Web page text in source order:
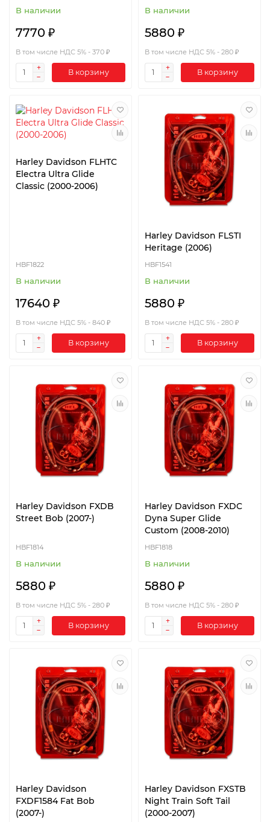
В наличии
7770 ₽
В том числе НДС 5% - 370 ₽
В корзину
В наличии
5880 ₽
В том числе НДС 5% - 280 ₽
В корзину
Harley Davidson FLHTC
Electra Ultra Glide
Classic (2000-2006)
HBF1822
В наличии
17640 ₽
В том числе НДС 5% - 840 ₽
В корзину
Harley Davidson FLSTI
Heritage (2006)
HBF1541
В наличии
5880 ₽
В том числе НДС 5% - 280 ₽
В корзину
Harley Davidson FXDB
Street Bob (2007-)
HBF1814
В наличии
5880 ₽
В том числе НДС 5% - 280 ₽
В корзину
Harley Davidson FXDC
Dyna Super Glide
Custom (2008-2010)
HBF1818
В наличии
5880 ₽
В том числе НДС 5% - 280 ₽
В корзину
Harley Davidson
FXDF1584 Fat Bob
(2007-)
Harley Davidson FXSTB
Night Train Soft Tail
(2000-2007)